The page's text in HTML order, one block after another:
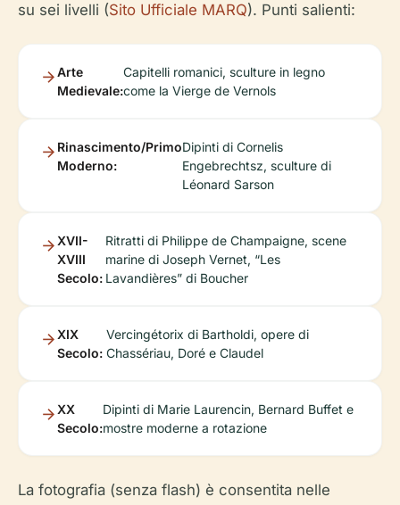
su sei livelli (Sito Ufficiale MARQ). Punti salienti:
Arte
Medievale:
Capitelli romanici, sculture in legno
come la Vierge de Vernols
Rinascimento/Primo
Moderno:
Dipinti di Cornelis
Engebrechtsz, sculture di
Léonard Sarson
XVII-
XVIII
Secolo:
Ritratti di Philippe de Champaigne, scene
marine di Joseph Vernet, “Les
Lavandières” di Boucher
XIX
Secolo:
Vercingétorix di Bartholdi, opere di
Chassériau, Doré e Claudel
XX
Secolo:
Dipinti di Marie Laurencin, Bernard Buffet e
mostre moderne a rotazione
La fotografia (senza flash) è consentita nelle